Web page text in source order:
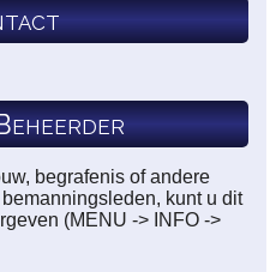
begrafenis of andere
kunt u dit
(MENU -> INFO ->